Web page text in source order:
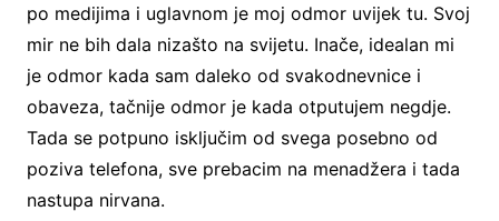
po medijima i uglavnom je moj odmor uvijek tu. Svoj
mir ne bih dala nizašto na svijetu. Inače, idealan mi
je odmor kada sam daleko od svakodnevnice i
obaveza, tačnije odmor je kada otputujem negdje.
Tada se potpuno isključim od svega posebno od
poziva telefona, sve prebacim na menadžera i tada
nastupa nirvana.